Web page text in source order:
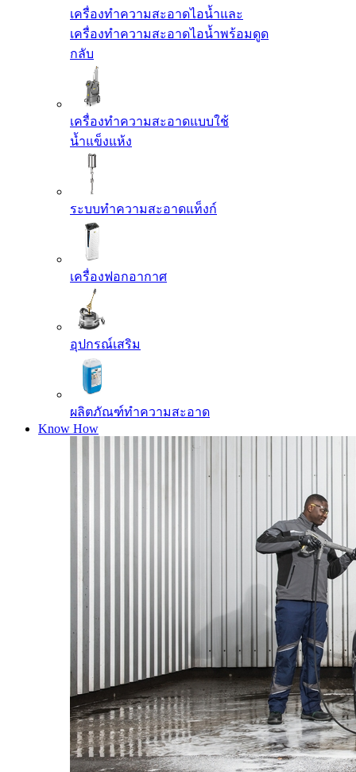
เครื่องทำความสะอาดไอน้ำและ
เครื่องทำความสะอาดไอน้ำพร้อมดูด
กลับ
เครื่องทำความสะอาดแบบใช้
น้ำแข็งแห้ง
ระบบทำความสะอาดแท็งก์
เครื่องฟอกอากาศ
อุปกรณ์เสริม
ผลิตภัณฑ์ทำความสะอาด
Know How